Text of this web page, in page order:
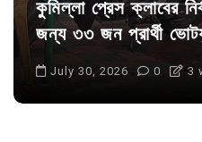
কুমিল্লা প্রেস ক্লাবের
জন্য ৩৩ জন প্রার্থী
July 30, 2026 0 3